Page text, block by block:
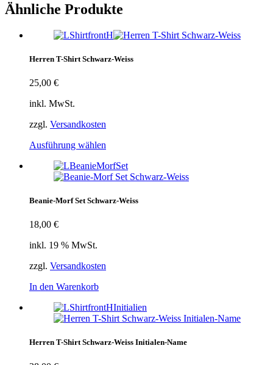
Ähnliche Produkte
Herren T-Shirt Schwarz-Weiss
25,00 €
inkl. MwSt.
zzgl. Versandkosten
Ausführung wählen
Beanie-Morf Set Schwarz-Weiss
18,00 €
inkl. 19 % MwSt.
zzgl. Versandkosten
In den Warenkorb
Herren T-Shirt Schwarz-Weiss Initialen-Name